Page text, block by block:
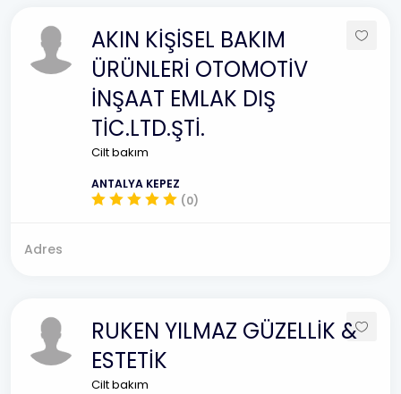
AKIN KİŞİSEL BAKIM
ÜRÜNLERİ OTOMOTİV
İNŞAAT EMLAK DIŞ
TİC.LTD.ŞTİ.
Cilt bakım
ANTALYA KEPEZ
(0)
Adres
RUKEN YILMAZ GÜZELLİK &
ESTETİK
Cilt bakım